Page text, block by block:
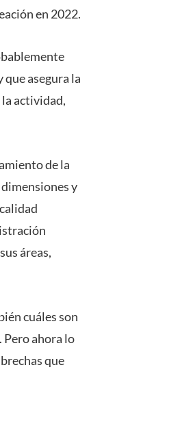
en 2022.
asegura la
la actividad,
de la
y
áreas,
cuáles son
Pero ahora lo
que